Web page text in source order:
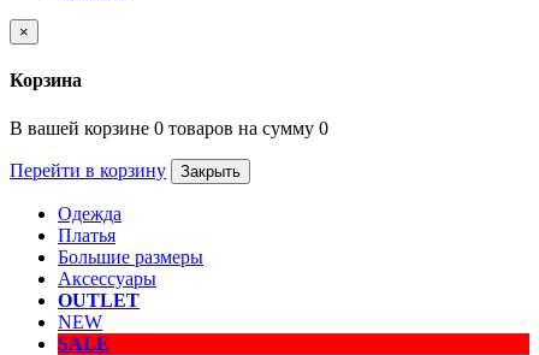
×
Корзина
В вашей корзине 0 товаров на сумму 0
Перейти в корзину Закрыть
Одежда
Платья
Большие размеры
Аксессуары
OUTLET
NEW
SALE